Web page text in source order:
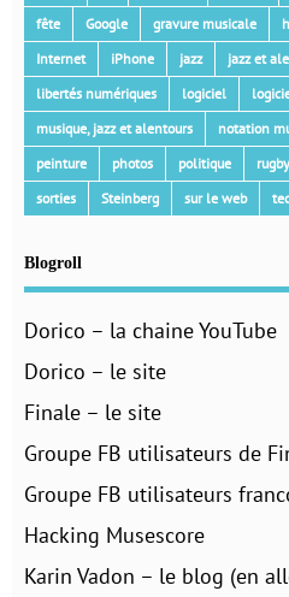
fête
Google gravure musicale
Internet
iPhone jazz jazz et
libertés numériques
logiciel
musique, jazz et alentours
notation
peinture
photos politique rugby
sorties
Steinberg sur le web
Blogroll
Dorico – la chaine YouTube
Dorico – le site
Finale – le site
Groupe FB utilisateurs de
Groupe FB utilisateurs
Hacking Musescore
Karin Vadon – le blog (en